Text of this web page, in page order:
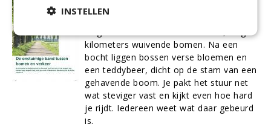
en verkeer
kilometers wuivende bomen. Na een
bocht liggen bossen verse bloemen en
een teddybeer, dicht op de stam van een
gehavende boom. Je pakt het stuur net
wat steviger vast en kijkt even hoe hard
je rijdt. Iedereen weet wat daar gebeurd
is.
INSTELLEN